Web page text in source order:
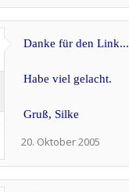
Danke für den Link...
Habe viel gelacht.
Gruß, Silke
20. Oktober 2005